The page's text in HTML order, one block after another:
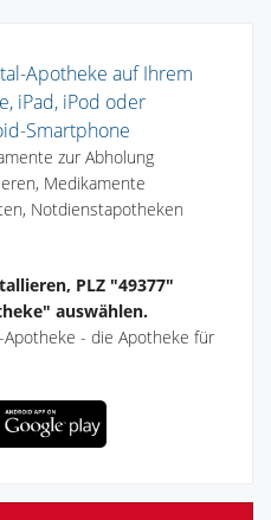
Apotheke auf Ihrem
iPad, iPod oder
Smartphone
zur Abholung
Medikamente
Notdienstapotheken
PLZ "49377"
auswählen.
- die Apotheke für